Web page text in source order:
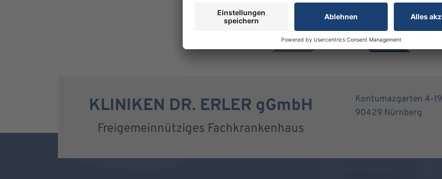
KLINIKEN DR. ERLER gGmbH
Freigemeinnütziges Fachkrankenhaus
Kontumazgarten 4-19
90429 Nürnberg